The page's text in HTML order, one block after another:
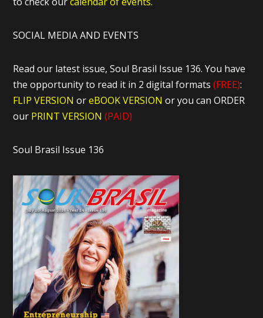
SOCIAL MEDIA AND EVENTS
Read our latest issue, Soul Brasil Issue 136. You have
the opportunity to read it in 2 digital formats(FREE):
FLIP VERSION oreBOOK VERSIONor you can ORDER
our PRINT VERSION (PAID)
Soul Brasil Issue 136